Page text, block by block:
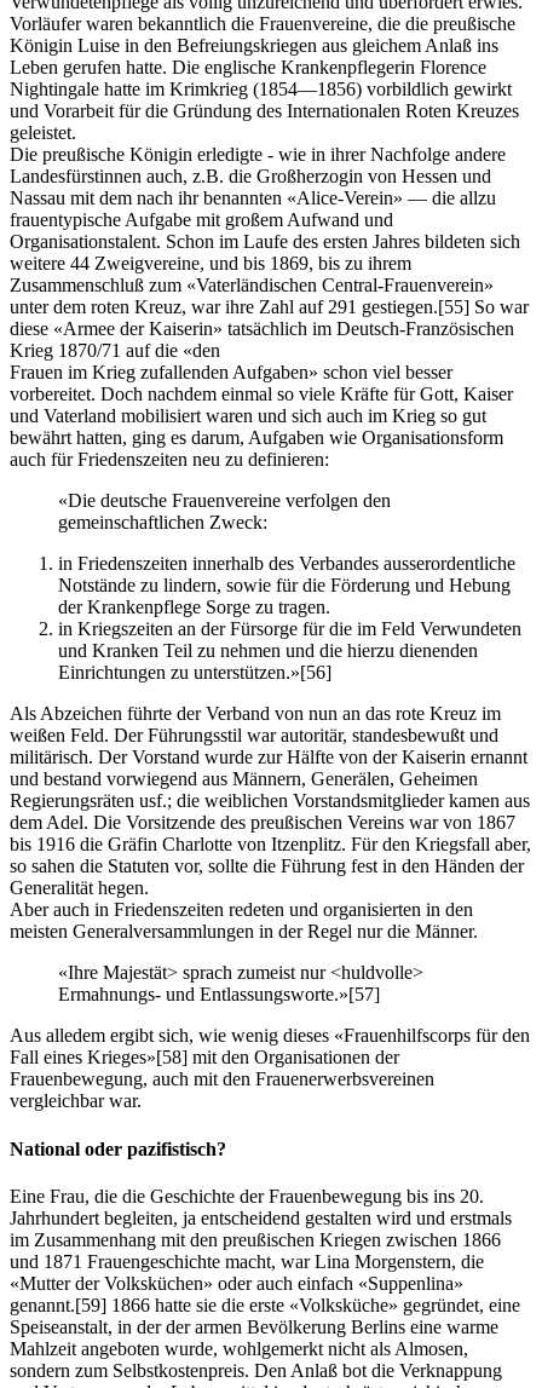
Vorläufer waren bekanntlich die Frauenvereine, die die preußische
Königin Luise in den Befreiungskriegen aus gleichem Anlaß ins
Leben gerufen hatte. Die englische Krankenpflegerin Florence
Nightingale hatte im Krimkrieg (1854—1856) vorbildlich gewirkt
und Vorarbeit für die Gründung des Internationalen Roten Kreuzes
geleistet.
Die preußische Königin erledigte - wie in ihrer Nachfolge andere
Landesfürstinnen auch, z.B. die Großherzogin von Hessen und
Nassau mit dem nach ihr benannten «Alice-Verein» — die allzu
frauentypische Aufgabe mit großem Aufwand und
Organisationstalent. Schon im Laufe des ersten Jahres bildeten sich
weitere 44 Zweigvereine, und bis 1869, bis zu ihrem
Zusammenschluß zum «Vaterländischen Central-Frauenverein»
unter dem roten Kreuz, war ihre Zahl auf 291 gestiegen.[55] So war
diese «Armee der Kaiserin» tatsächlich im Deutsch-Französischen
Krieg 1870/71 auf die «den
Frauen im Krieg zufallenden Aufgaben» schon viel besser
vorbereitet. Doch nachdem einmal so viele Kräfte für Gott, Kaiser
und Vaterland mobilisiert waren und sich auch im Krieg so gut
bewährt hatten, ging es darum, Aufgaben wie Organisationsform
auch für Friedenszeiten neu zu definieren:
«Die deutsche Frauenvereine verfolgen den
gemeinschaftlichen Zweck:
in Friedenszeiten innerhalb des Verbandes ausserordentliche
Notstände zu lindern, sowie für die Förderung und Hebung
der Krankenpflege Sorge zu tragen.
in Kriegszeiten an der Fürsorge für die im Feld Verwundeten
und Kranken Teil zu nehmen und die hierzu dienenden
Einrichtungen zu unterstützen.»[56]
Als Abzeichen führte der Verband von nun an das rote Kreuz im
weißen Feld. Der Führungsstil war autoritär, standesbewußt und
militärisch. Der Vorstand wurde zur Hälfte von der Kaiserin ernannt
und bestand vorwiegend aus Männern, Generälen, Geheimen
Regierungsräten usf.; die weiblichen Vorstandsmitglieder kamen aus
dem Adel. Die Vorsitzende des preußischen Vereins war von 1867
bis 1916 die Gräfin Charlotte von Itzenplitz. Für den Kriegsfall aber,
so sahen die Statuten vor, sollte die Führung fest in den Händen der
Generalität hegen.
Aber auch in Friedenszeiten redeten und organisierten in den
meisten Generalversammlungen in der Regel nur die Männer.
«Ihre Majestät> sprach zumeist nur <huldvolle>
Ermahnungs- und Entlassungsworte.»[57]
Aus alledem ergibt sich, wie wenig dieses «Frauenhilfscorps für den
Fall eines Krieges»[58] mit den Organisationen der
Frauenbewegung, auch mit den Frauenerwerbsvereinen
vergleichbar war.
National oder pazifistisch?
Eine Frau, die die Geschichte der Frauenbewegung bis ins 20.
Jahrhundert begleiten, ja entscheidend gestalten wird und erstmals
im Zusammenhang mit den preußischen Kriegen zwischen 1866
und 1871 Frauengeschichte macht, war Lina Morgenstern, die
«Mutter der Volksküchen» oder auch einfach «Suppenlina»
genannt.[59] 1866 hatte sie die erste «Volksküche» gegründet, eine
Speiseanstalt, in der der armen Bevölkerung Berlins eine warme
Mahlzeit angeboten wurde, wohlgemerkt nicht als Almosen,
sondern zum Selbstkostenpreis. Den Anlaß bot die Verknappung